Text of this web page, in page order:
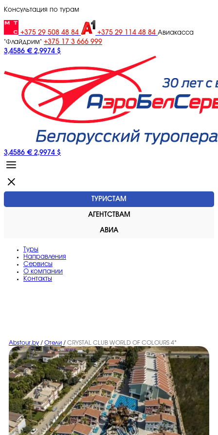
Консультация по турам
+375 29 508 48 84 +375 29 114 48 84 Авиакасса
"Флайдрим" +375 17 3 666 999
3,4586 € 2,9974 $
3,4586 € 2,9974 $
ТУРИСТАМ
АГЕНТСТВАМ
АВИА
Туры
Направления
Сервисы
O компании
Контакты
Abstour.by / Отели / CRYSTAL CLUB WORLD OF COLOURS 4*